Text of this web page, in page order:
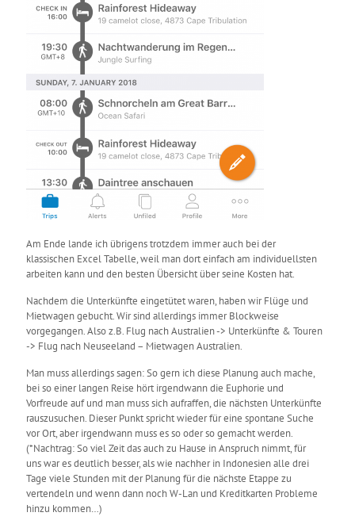
Am Ende lande ich übrigens trotzdem immer auch bei der
klassischen Excel Tabelle, weil man dort einfach am individuellsten
arbeiten kann und den besten Übersicht über seine Kosten hat.
Nachdem die Unterkünfte eingetütet waren, haben wir Flüge und
Mietwagen gebucht. Wir sind allerdings immer Blockweise
vorgegangen. Also z.B. Flug nach Australien -> Unterkünfte & Touren
-> Flug nach Neuseeland – Mietwagen Australien.
Man muss allerdings sagen: So gern ich diese Planung auch mache,
bei so einer langen Reise hört irgendwann die Euphorie und
Vorfreude auf und man muss sich aufraffen, die nächsten Unterkünfte
rauszusuchen. Dieser Punkt spricht wieder für eine spontane Suche
vor Ort, aber irgendwann muss es so oder so gemacht werden.
(*Nachtrag: So viel Zeit das auch zu Hause in Anspruch nimmt, für
uns war es deutlich besser, als wie nachher in Indonesien alle drei
Tage viele Stunden mit der Planung für die nächste Etappe zu
vertendeln und wenn dann noch W-Lan und Kreditkarten Probleme
hinzu kommen…)